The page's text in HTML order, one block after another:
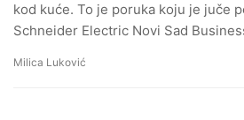
kod kuće. To je poruka koju je juče
Schneider Electric Novi Sad
Milica Luković